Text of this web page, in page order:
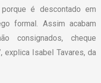
é descontado em
formal. Assim acabam
consignados, cheque
explica Isabel Tavares, da